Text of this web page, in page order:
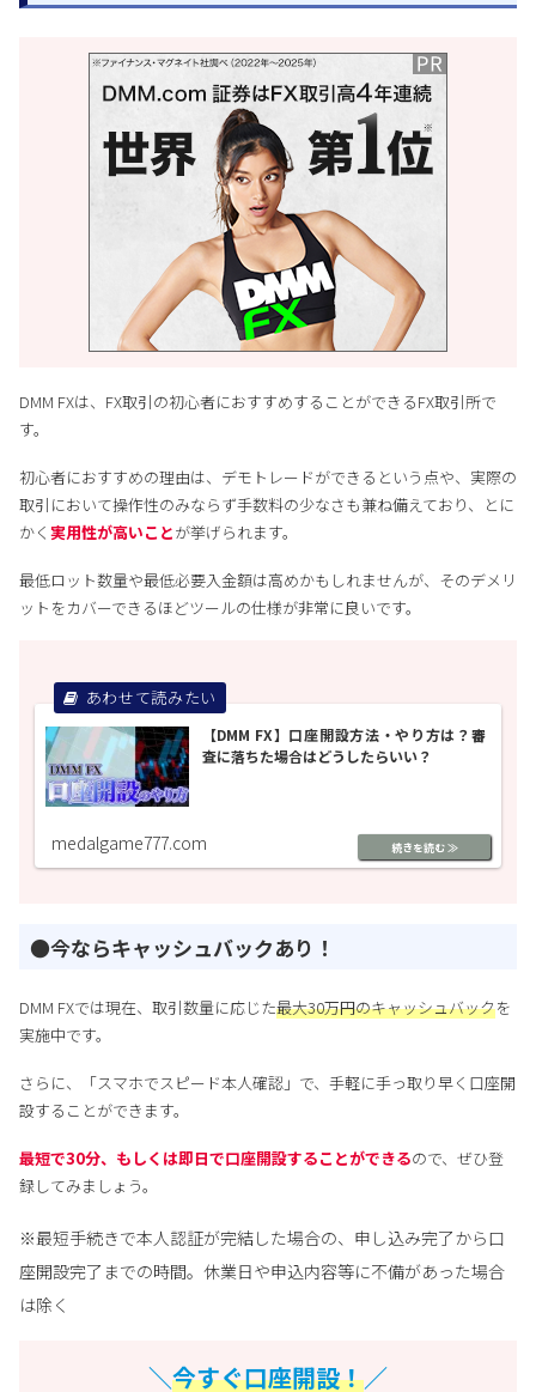
DMM FXは、FX取引の初心者におすすめすることができるFX取引所で
す。
初心者におすすめの理由は、デモトレードができるという点や、実際の
取引において操作性のみならず手数料の少なさも兼ね備えており、とに
かく 実用性が高いことが挙げられます。
最低ロット数量や最低必要入金額は高めかもしれませんが、そのデメリ
ットをカバーできるほどツールの仕様が非常に良いです。
【DMM FX】口座開設方法・やり方は？審
査に落ちた場合はどうしたらいい？
medalgame777.com
●今ならキャッシュバックあり！
DMM FXでは現在、取引数量に応じた最大30万円のキャッシュバックを
実施中です。
さらに、「スマホでスピード本人確認」で、手軽に手っ取り早く口座開
設することができます。
最短で30分、もしくは即日で口座開設することができるので、ぜひ登
録してみましょう。
※最短手続きで本人認証が完結した場合の、申し込み完了から口
座開設完了までの時間。休業日や申込内容等に不備があった場合
は除く
＼今すぐ口座開設！／